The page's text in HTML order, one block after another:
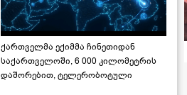
ქართველმა ექიმმა ჩინეთიდან
საქართველოში, 6 000 კილომეტრის
დაშორებით, ტელერობოტული